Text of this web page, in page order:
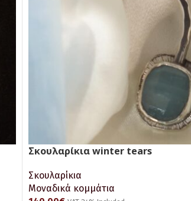
Σκουλαρίκια winter tears
Σκουλαρίκια
Μοναδικά κομμάτια